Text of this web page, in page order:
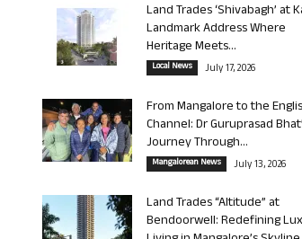
Land Trades ‘Shivabagh’ at
Landmark Address Where
Heritage Meets...
Local News July 17, 2026
From Mangalore to the
Channel: Dr Guruprasad
Journey Through...
Mangalorean News July 13, 2026
Land Trades “Altitude” at
Bendoorwell: Redefining